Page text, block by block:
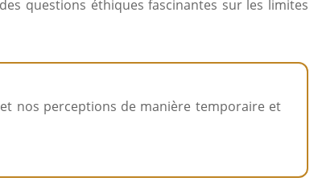
questions éthiques fascinantes sur les limites
nos perceptions de manière temporaire et